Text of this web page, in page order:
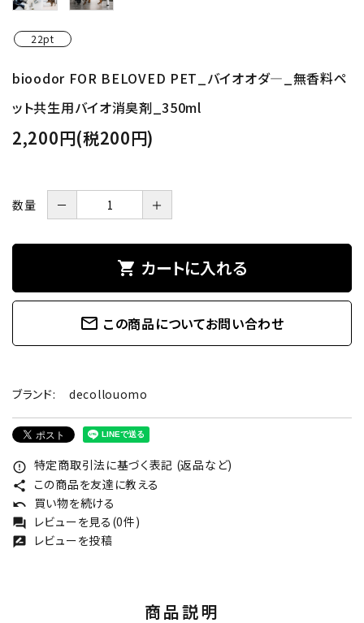
22pt
bioodor FOR BELOVED PET_バイオオダ―_無香料ペ
ット共生用バイオ消臭剤_350ml
2,200円(税200円)
数量 － ＋
shopping_cart カートに入れる
mail_outline この商品についてお問い合わせ
ブランド: decollouomo
error_outline 特定商取引法に基づく表記 (返品など)
share この商品を友達に教える
undo 買い物を続ける
forum レビューを見る(0件)
rate_review レビューを投稿
商品説明